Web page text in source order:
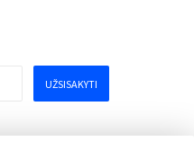
UŽSISAKYTI